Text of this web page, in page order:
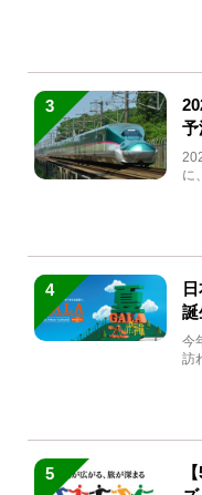
3
予
に
4
誕
今
訪
5